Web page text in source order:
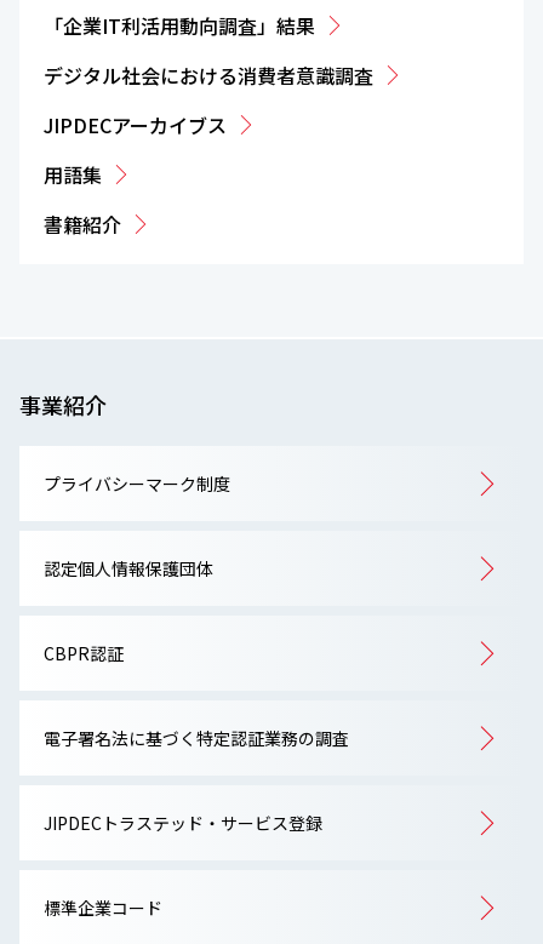
「企業IT利活用動向調査」結果
デジタル社会における消費者意識調査
JIPDECアーカイブス
用語集
書籍紹介
事業紹介
プライバシーマーク制度
認定個人情報保護団体
CBPR認証
電子署名法に基づく特定認証業務の調査
JIPDECトラステッド・サービス登録
標準企業コード